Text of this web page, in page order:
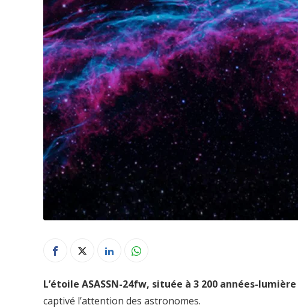
L’étoile ASASSN-24fw, située à 3 200 années-lumière
captivé l’attention des astronomes.